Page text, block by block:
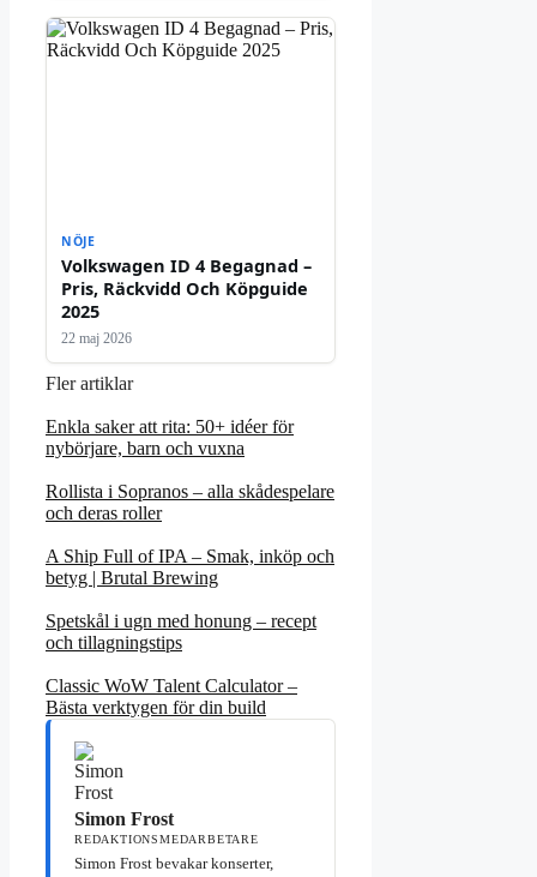
NÖJE
Volkswagen ID 4 Begagnad –
Pris, Räckvidd Och Köpguide
2025
22 maj 2026
Fler artiklar
Enkla saker att rita: 50+ idéer för
nybörjare, barn och vuxna
Rollista i Sopranos – alla skådespelare
och deras roller
A Ship Full of IPA – Smak, inköp och
betyg | Brutal Brewing
Spetskål i ugn med honung – recept
och tillagningstips
Classic WoW Talent Calculator –
Bästa verktygen för din build
Simon Frost
REDAKTIONSMEDARBETARE
Simon Frost bevakar konserter,